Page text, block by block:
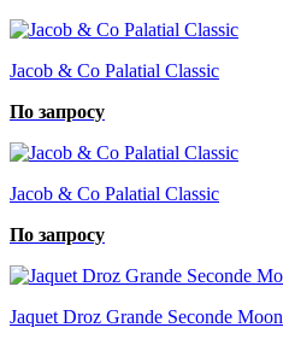
Jacob & Co Palatial Classic
По запросу
Jacob & Co Palatial Classic
По запросу
Jaquet Droz Grande Seconde Moon